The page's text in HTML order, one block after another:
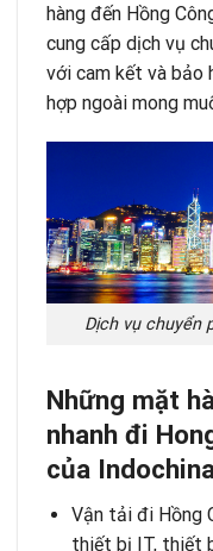
hàng đến Hồng
cung cấp dịch vụ
với cam kết và bảo
hợp ngoài mong
Dịch vụ chuyển
Những mặt
nhanh đi
của
Vận tải đi Hồng
thiết bị IT, thiết